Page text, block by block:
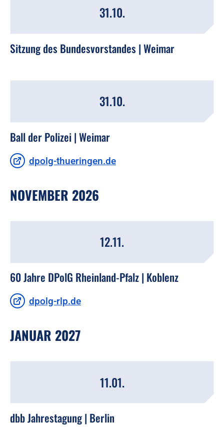
31.10.
Sitzung des Bundesvorstandes | Weimar
31.10.
Ball der Polizei | Weimar
dpolg-thueringen.de
NOVEMBER 2026
12.11.
60 Jahre DPolG Rheinland-Pfalz | Koblenz
dpolg-rlp.de
JANUAR 2027
11.01.
dbb Jahrestagung | Berlin